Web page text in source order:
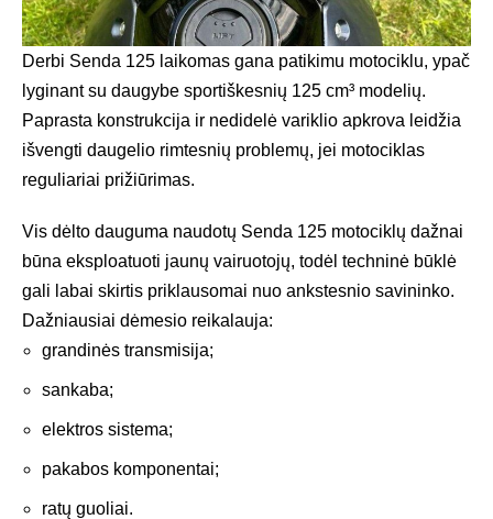
Derbi Senda 125 laikomas gana patikimu motociklu, ypač
lyginant su daugybe sportiškesnių 125 cm³ modelių.
Paprasta konstrukcija ir nedidelė variklio apkrova leidžia
išvengti daugelio rimtesnių problemų, jei motociklas
reguliariai prižiūrimas.
Vis dėlto dauguma naudotų Senda 125 motociklų dažnai
būna eksploatuoti jaunų vairuotojų, todėl techninė būklė
gali labai skirtis priklausomai nuo ankstesnio savininko.
Dažniausiai dėmesio reikalauja:
grandinės transmisija;
sankaba;
elektros sistema;
pakabos komponentai;
ratų guoliai.